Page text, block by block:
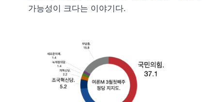
가능성이 크다는 이야기다.